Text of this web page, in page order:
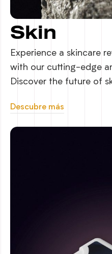
Skin
Experience a skincare
with our cutting-edge
Discover the future of
Descubre más